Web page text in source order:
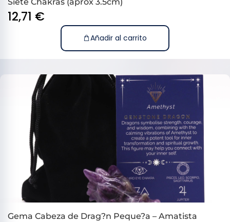
12,71 €
Añadir al carrito
Gema Cabeza de Drag?n Peque?a – Amatista